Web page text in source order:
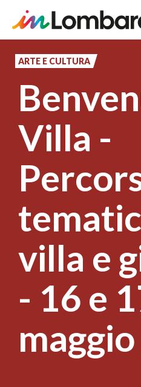
principale
ARTE E CULTURA
Villa -
villa e
- 16 e